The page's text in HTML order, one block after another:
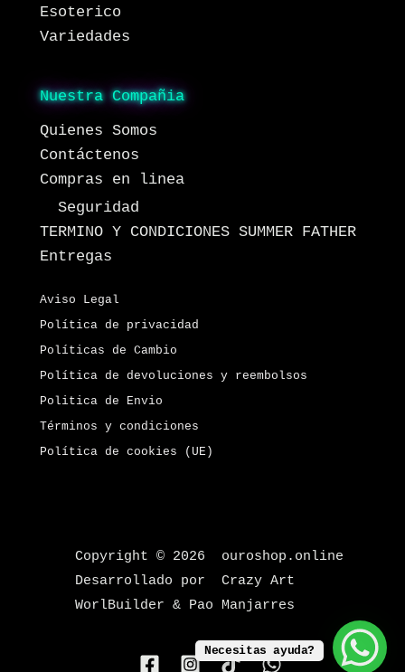
Esoterico
Variedades
Nuestra Compañia
Quienes Somos
Contáctenos
Compras en linea
Seguridad
TERMINO Y CONDICIONES SUMMER FATHER
Entregas
Aviso Legal
Política de privacidad
Políticas de Cambio
Política de devoluciones y reembolsos
Politica de Envio
Términos y condiciones
Política de cookies (UE)
Copyright © 2026 ouroshop.online
Desarrollado por Crazy Art
WorlBuilder & Pao Manjarres
Necesitas ayuda?